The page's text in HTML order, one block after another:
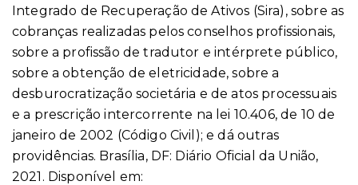
Integrado de Recuperação de Ativos (Sira), sobre as
cobranças realizadas pelos conselhos profissionais,
sobre a profissão de tradutor e intérprete público,
sobre a obtenção de eletricidade, sobre a
desburocratização societária e de atos processuais
e a prescrição intercorrente na lei 10.406, de 10 de
janeiro de 2002 (Código Civil); e dá outras
providências. Brasília, DF: Diário Oficial da União,
2021. Disponível em: